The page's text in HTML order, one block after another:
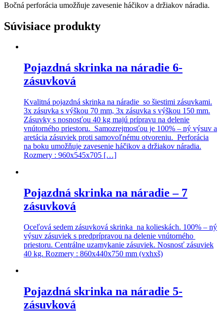
Bočná perforácia umožňuje zavesenie háčikov a držiakov náradia.
Súvisiace produkty
Pojazdná skrinka na náradie 6-
zásuvková
Kvalitná pojazdná skrinka na náradie so šiestimi zásuvkami.
3x zásuvka s výškou 70 mm, 3x zásuvka s výškou 150 mm.
Zásuvky s nosnosťou 40 kg majú prípravu na delenie
vnútorného priestoru. Samozrejmosťou je 100% – ný výsuv a
aretácia zásuviek proti samovoľnému otvoreniu. Perforácia
na boku umožňuje zavesenie háčikov a držiakov náradia.
Rozmery : 960x545x705 […]
Pojazdná skrinka na náradie – 7
zásuvková
Oceľová sedem zásuvková skrinka na kolieskách. 100% – ný
výsuv zásuviek s predprípravou na delenie vnútorného
priestoru. Centrálne uzamykanie zásuviek. Nosnosť zásuviek
40 kg. Rozmery : 860x440x750 mm (vxhxš)
Pojazdná skrinka na náradie 5-
zásuvková